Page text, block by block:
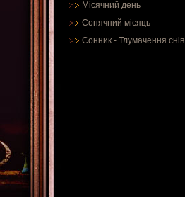
Місячний день
Сонячний місяць
Сонник - Тлумачення снів